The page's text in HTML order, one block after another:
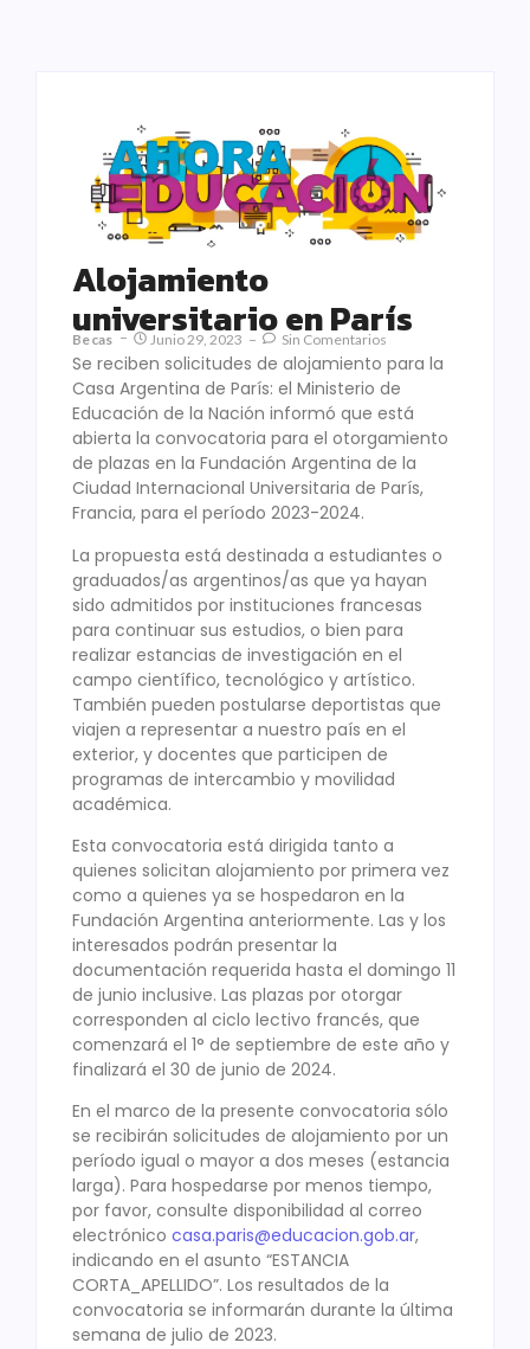
Alojamiento
universitario en París
Becas Junio 29, 2023 Sin Comentarios
Se reciben solicitudes de alojamiento para la
Casa Argentina de París: el Ministerio de
Educación de la Nación informó que está
abierta la convocatoria para el otorgamiento
de plazas en la Fundación Argentina de la
Ciudad Internacional Universitaria de París,
Francia, para el período 2023-2024.
La propuesta está destinada a estudiantes o
graduados/as argentinos/as que ya hayan
sido admitidos por instituciones francesas
para continuar sus estudios, o bien para
realizar estancias de investigación en el
campo científico, tecnológico y artístico.
También pueden postularse deportistas que
viajen a representar a nuestro país en el
exterior, y docentes que participen de
programas de intercambio y movilidad
académica.
Esta convocatoria está dirigida tanto a
quienes solicitan alojamiento por primera vez
como a quienes ya se hospedaron en la
Fundación Argentina anteriormente. Las y los
interesados podrán presentar la
documentación requerida hasta el domingo 11
de junio inclusive. Las plazas por otorgar
corresponden al ciclo lectivo francés, que
comenzará el 1° de septiembre de este año y
finalizará el 30 de junio de 2024.
En el marco de la presente convocatoria sólo
se recibirán solicitudes de alojamiento por un
período igual o mayor a dos meses (estancia
larga). Para hospedarse por menos tiempo,
por favor, consulte disponibilidad al correo
electrónico casa.paris@educacion.gob.ar,
indicando en el asunto “ESTANCIA
CORTA_APELLIDO”. Los resultados de la
convocatoria se informarán durante la última
semana de julio de 2023.